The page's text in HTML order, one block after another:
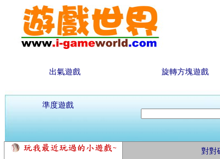
出氣遊戲 旋轉方塊遊戲
準度遊戲
對對